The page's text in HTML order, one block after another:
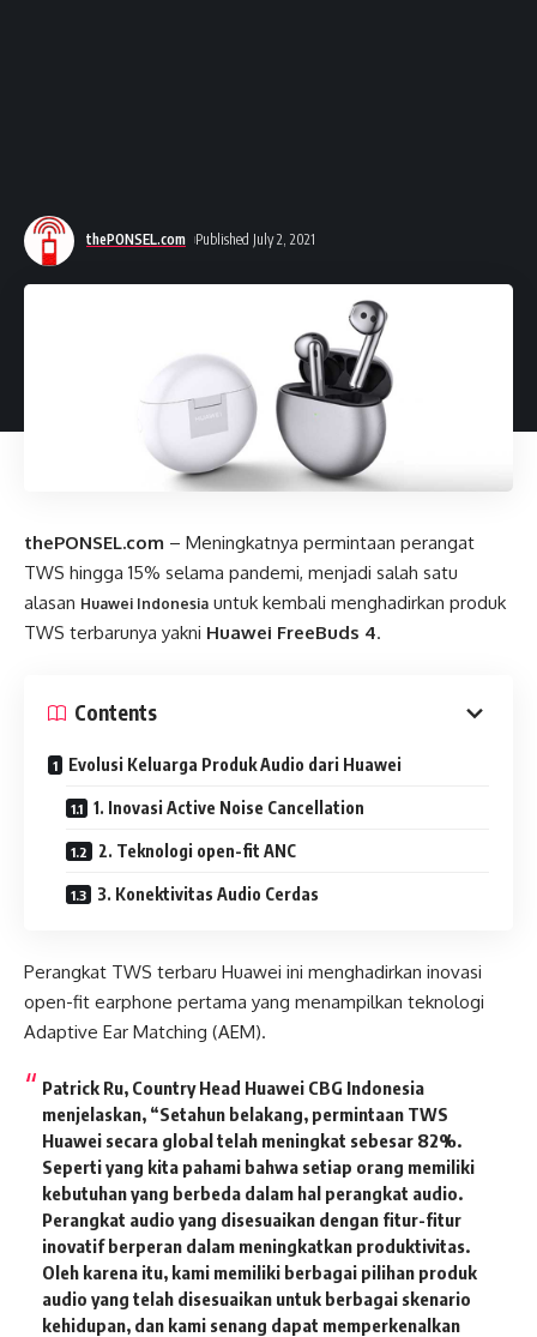
thePONSEL.com Published July 2, 2021
thePONSEL.com – Meningkatnya permintaan perangat
TWS hingga 15% selama pandemi, menjadi salah satu
alasan Huawei Indonesia untuk kembali menghadirkan produk
TWS terbarunya yakni Huawei FreeBuds 4.
Contents
Evolusi Keluarga Produk Audio dari Huawei
1. Inovasi Active Noise Cancellation
2. Teknologi open-fit ANC
3. Konektivitas Audio Cerdas
Perangkat TWS terbaru Huawei ini menghadirkan inovasi
open-fit earphone pertama yang menampilkan teknologi
Adaptive Ear Matching (AEM).
Patrick Ru, Country Head Huawei CBG Indonesia
menjelaskan, “Setahun belakang, permintaan TWS
Huawei secara global telah meningkat sebesar 82%.
Seperti yang kita pahami bahwa setiap orang memiliki
kebutuhan yang berbeda dalam hal perangkat audio.
Perangkat audio yang disesuaikan dengan fitur-fitur
inovatif berperan dalam meningkatkan produktivitas.
Oleh karena itu, kami memiliki berbagai pilihan produk
audio yang telah disesuaikan untuk berbagai skenario
kehidupan, dan kami senang dapat memperkenalkan